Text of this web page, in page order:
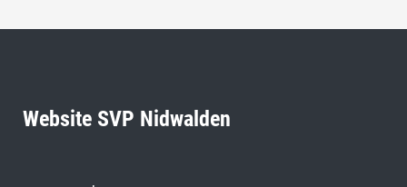
Website SVP Nidwalden